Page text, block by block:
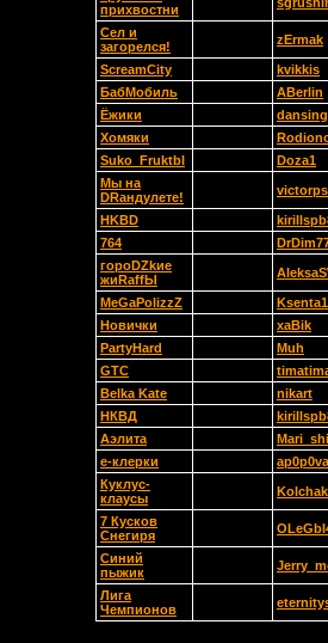
прихвостни
Сел и
загорелся!
zErmak
ScreamCity kvikkis
БабМобиль
ABerlin
Ёжики
Хомяки
Suko_Fruktbl
Doza1
Мы на
DRандулете!
HKBD
764
гороDZkие
жиRaffЫ
MeGaPolizzZ
Новички
xaBik
PartyHard
Muh
GTC
Belka Kate
nikart
НКВД
Аэлита
e-клерки
ap0p0va
Куклус-
клаусы
Kolchak_
7 Кусков
Снегиря
Синий
пыжик
Лига
Чемпионов